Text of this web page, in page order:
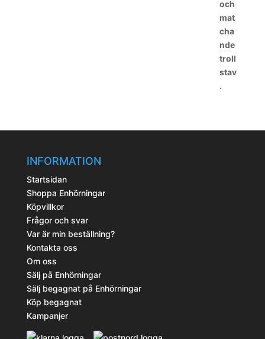
INFORMATION
Startsidan
Shoppa Enhörningar
Köpvillkor
Frågor och svar
Var är min beställning?
Kontakta oss
Om oss
Sälj på Enhörningar
Sälj begagnat på Enhörningar
Köp begagnat
Kampanjer